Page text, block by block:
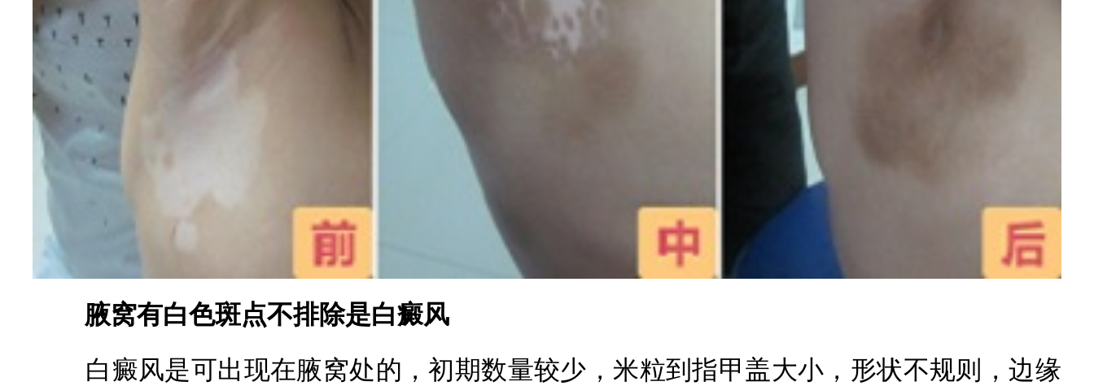
腋窝有白色斑点不排除是白癜风
白癜风是可出现在腋窝处的，初期数量较少，米粒到指甲盖大小，形状不规则，边缘